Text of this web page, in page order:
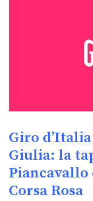
Giro
Giulia: la
Piancavallo
Corsa Rosa